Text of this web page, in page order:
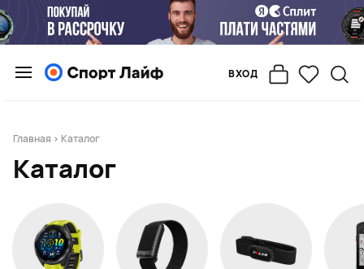
ВХОД
Главная > Каталог
Каталог